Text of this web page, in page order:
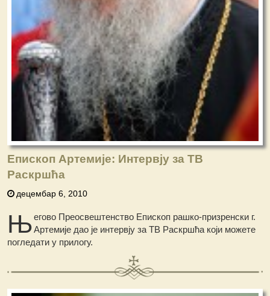
Епископ Артемије: Интервју за ТВ
Раскршћа
децембар 6, 2010
Његово Преосвештенство Епископ рашко-призренски г.
Артемије дао је интервју за ТВ Раскршћа који можете
погледати у прилогу.